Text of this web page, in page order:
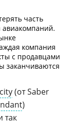
часть
компания
с продавцами
заканчиваются
(от Saber
)
так